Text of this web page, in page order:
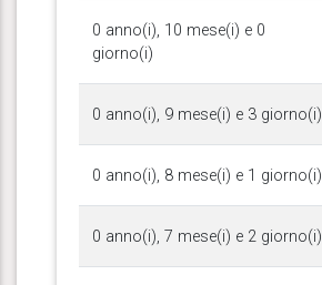
0 anno(i), 10 mese(i) e 0
giorno(i)
0 anno(i), 9 mese(i) e 3 giorno(i)
0 anno(i), 8 mese(i) e 1 giorno(i)
0 anno(i), 7 mese(i) e 2 giorno(i)